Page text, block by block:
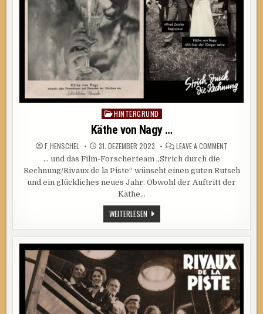
Posted
in
HINTERGRUND
Käthe von Nagy …
F_HENSCHEL 31. DEZEMBER 2023 LEAVE A COMMENTON
NAGY
…
… und das Film-Forscherteam „Strich durch die
Rechnung/Rivaux de la Piste“ wünscht einen guten Rutsch
und ein glückliches neues Jahr. Obwohl der Auftritt der
Käthe…
WEITERLESENKÄTHE
VON
NAGY
…